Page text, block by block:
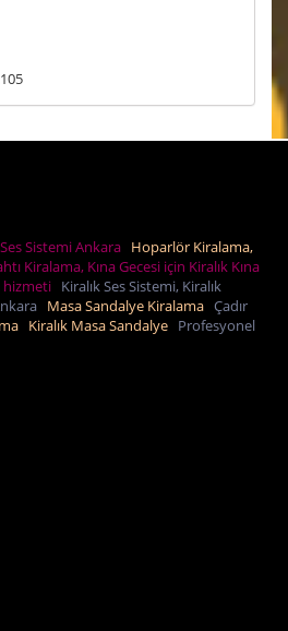
Sistemi Ankara Hoparlör Kiralama,
Kiralama, Kına Gecesi için Kiralık Kına
hizmeti Kiralık Ses Sistemi, Kiralık
Masa Sandalye Kiralama Çadır
Kiralık Masa Sandalye Profesyonel